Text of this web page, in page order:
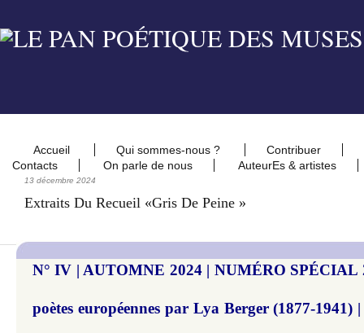
Accueil Qui sommes-nous ?
Contribuer
Contacts
On parle de nous AuteurEs & artistes
13 décembre 2024
Extraits Du Recueil «Gris De Peine »
N° IV | AUTOMNE 2024 | NUMÉRO SPÉCIAL
poètes européennes par Lya Berger (1877-1941)